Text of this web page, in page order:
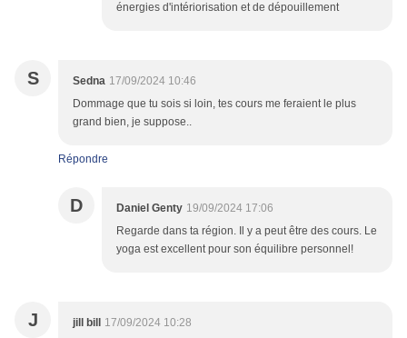
énergies d'intériorisation et de dépouillement
S Sedna 17/09/2024 10:46
Dommage que tu sois si loin, tes cours me feraient le plus
grand bien, je suppose..
Répondre
D Daniel Genty 19/09/2024 17:06
Regarde dans ta région. Il y a peut être des cours. Le
yoga est excellent pour son équilibre personnel!
J jill bill
17/09/2024 10:28